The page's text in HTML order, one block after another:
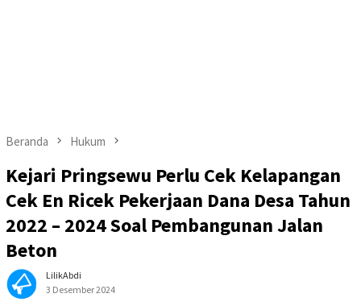
Beranda Hukum
Kejari Pringsewu Perlu Cek Kelapangan
Cek En Ricek Pekerjaan Dana Desa Tahun
2022 – 2024 Soal Pembangunan Jalan
Beton
LilikAbdi
3 Desember 2024